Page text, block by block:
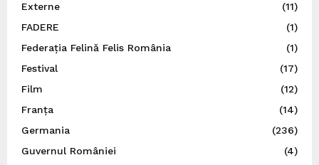
Externe
(11)
FADERE
(1)
Federația Felină Felis România
(1)
Festival
(17)
Film
(12)
Franța
(14)
Germania
(236)
Guvernul României
(4)